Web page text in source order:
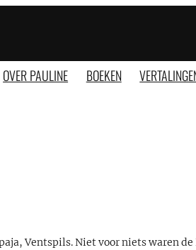
OVER PAULINE BOEKEN
Ventspils. Niet voor niets waren de